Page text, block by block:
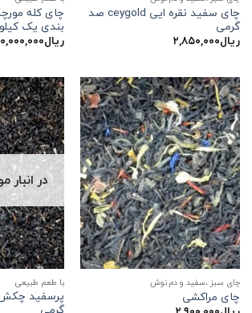
چای سفید نقره ایی ceygold صد
گرمی
ریال۲,۸۵۰,۰۰۰
چای کله
بندی یک
ریال
چای سبز ،سفید و دم نوش
چای مراکشی
در
با طعم طبیعی